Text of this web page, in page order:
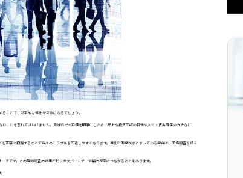
ことで、効率的な進出が可能になるでしょう。
とを忘れてはいけません。海外進出の目標を明確にしたら、売上や投資回収の目途や人材・資金確保の方法など、
正確に把握することで後々のトラブルを回避しやすくなります。進出計画案がまとまっている場合は、予備調査を終え
です。この現地調査の結果がビジネスパートナー候補の選定につながることもあります。